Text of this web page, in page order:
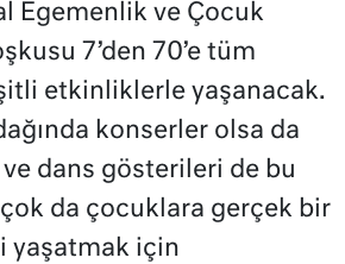
Egemenlik ve Çocuk
7’den 70’e tüm
etkinliklerle yaşanacak.
konserler olsa da
dans gösterileri de bu
da çocuklara gerçek bir
yaşatmak için